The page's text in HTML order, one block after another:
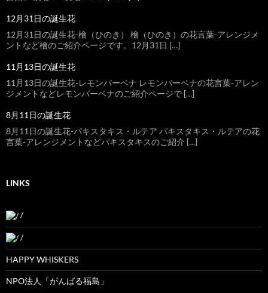
12月31日の誕生花
12月31日の誕生花-檜（ひのき） 檜（ひのき）の花言葉-アレンジメ
ントなど檜のご紹介ページです。12月31日 […]
11月13日の誕生花
11月13日の誕生花-レモンバーベナ レモンバーベナの花言葉-アレン
ジメントなどレモンバーベナのご紹介ページで […]
8月11日の誕生花
8月11日の誕生花-パキスタキス・ルテア パキスタキス・ルテアの花
言葉-アレンジメントなどパキスタキスのご紹介 […]
LINKS
/
/
HAPPY WHISKERS
NPO法人「がんばる福島」